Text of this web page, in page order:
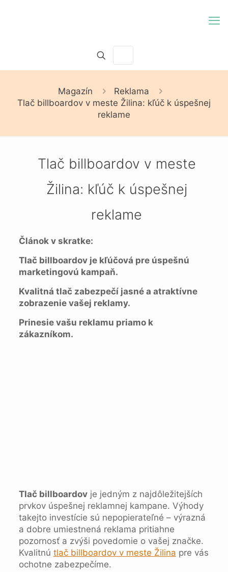
Magazín
Reklama
Tlač billboardov v meste Žilina: kľúč k úspešnej
reklame
Tlač billboardov v meste
Žilina: kľúč k úspešnej
reklame
Článok v skratke:
Tlač billboardov je kľúčová pre úspešnú
marketingovú kampaň.
Kvalitná tlač zabezpečí jasné a atraktívne
zobrazenie vašej reklamy.
Prinesie vašu reklamu priamo k
zákazníkom.
Tlač billboardovje jedným z najdôležitejších
prvkov úspešnej reklamnej kampane. Výhody
takejto investície sú nepopierateľné – výrazná
a dobre umiestnená reklama pritiahne
pozornosť a zvýši povedomie o vašej značke.
Kvalitnú tlač billboardov v meste Žilina pre vás
ochotne zabezpečíme.